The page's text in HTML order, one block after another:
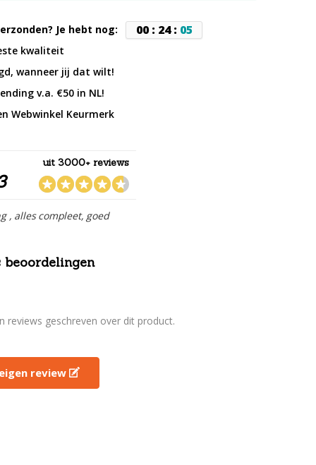
Je hebt nog: 00: 24: 04
kwaliteit
wanneer jij dat wilt!
v.a. €50 in NL!
Webwinkel Keurmerk
uit 3000+ reviews
, alles compleet, goed
beoordelingen
reviews geschreven over dit product.
review